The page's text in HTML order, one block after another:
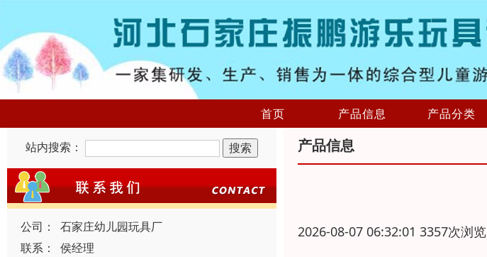
首页 产品信息 产品分类
站内搜索：
公司：
石家庄幼儿园玩具厂
联系：
侯经理
产品信息
2026-08-07 06:32:01 3357次浏览